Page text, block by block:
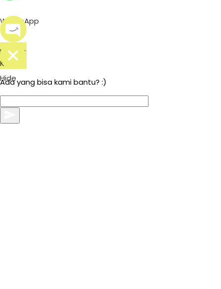
WhatsApp
Kontak
Kami
Hide
Ada yang bisa kami bantu? :)